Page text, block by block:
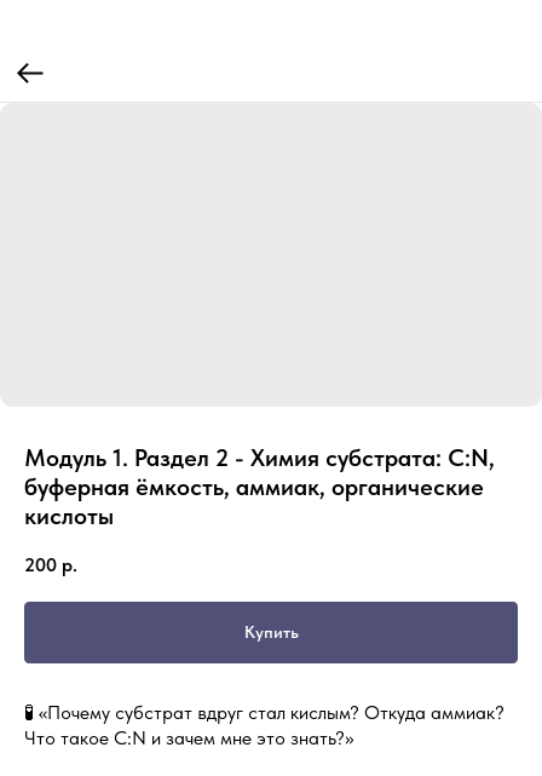
Модуль 1. Раздел 2 - Химия субстрата: C:N,
буферная ёмкость, аммиак, органические
кислоты
200 р.
Купить
🧪 «Почему субстрат вдруг стал кислым? Откуда аммиак?
Что такое C:N и зачем мне это знать?»